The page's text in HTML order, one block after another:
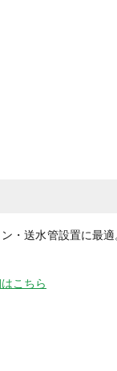
・送水管設置に最
こちら